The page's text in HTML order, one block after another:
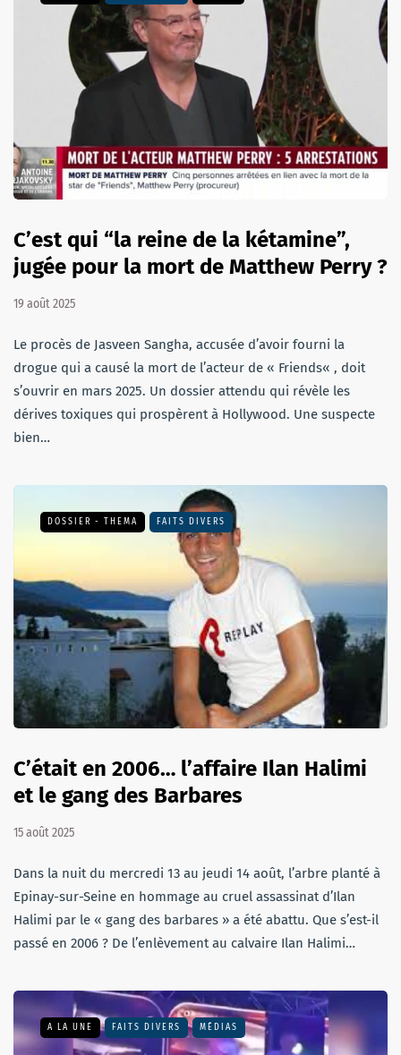
C’est qui “la reine de la kétamine”,
jugée pour la mort de Matthew Perry ?
19 août 2025
Le procès de Jasveen Sangha, accusée d’avoir fourni la
drogue qui a causé la mort de l’acteur de « Friends« , doit
s’ouvrir en mars 2025. Un dossier attendu qui révèle les
dérives toxiques qui prospèrent à Hollywood. Une suspecte
bien…
DOSSIER - THEMA FAITS DIVERS
C’était en 2006… l’affaire Ilan Halimi
et le gang des Barbares
15 août 2025
Dans la nuit du mercredi 13 au jeudi 14 août, l’arbre planté à
Epinay-sur-Seine en hommage au cruel assassinat d’Ilan
Halimi par le « gang des barbares » a été abattu. Que s’est-il
passé en 2006 ? De l’enlèvement au calvaire Ilan Halimi…
A LA UNE FAITS DIVERS MÉDIAS